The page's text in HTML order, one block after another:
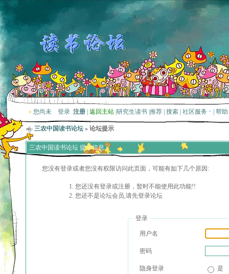
» 您尚未 登录 注册 返回主站 研究生读书 推荐 搜索 社区服务 帮助
三农中国读书论坛 » 论坛提示
三农中国读书论坛 提示信息
您没有登录或者您没有权限访问此页面，可能有如下几个原因:
您还没有登录或注册，暂时不能使用此功能!!
您还不是论坛会员,请先登录论坛
登录
用户名
密码
隐身登录 是